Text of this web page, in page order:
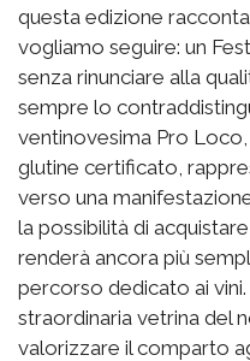
questa edizione
vogliamo seguire: un
senza rinunciare alla
sempre lo
ventinovesima Pro
glutine certificato,
verso una
la possibilità di
renderà ancora più
percorso dedicato ai
straordinaria vetrina del
valorizzare il comparto